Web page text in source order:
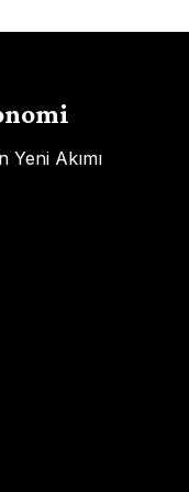
Akımı